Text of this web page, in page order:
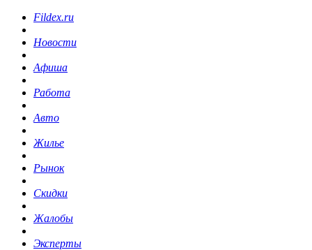
Fildex.ru
Новости
Афиша
Работа
Авто
Жилье
Рынок
Скидки
Жалобы
Эксперты